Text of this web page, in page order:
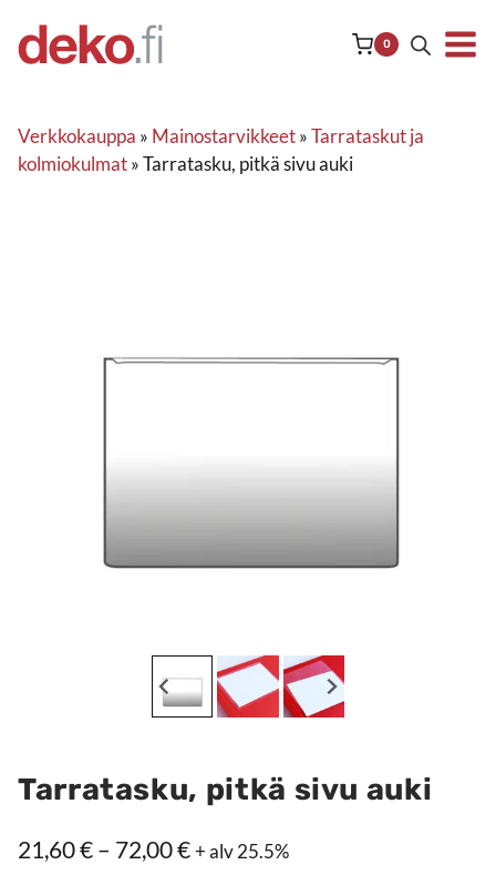
sisältöön
0
Verkkokauppa » Mainostarvikkeet»Tarrataskut ja
kolmiokulmat»Tarratasku, pitkä sivu auki
Tarratasku, pitkä sivu auki
21,60€– 72,00€Hintaluokka:
+ alv 25.5%